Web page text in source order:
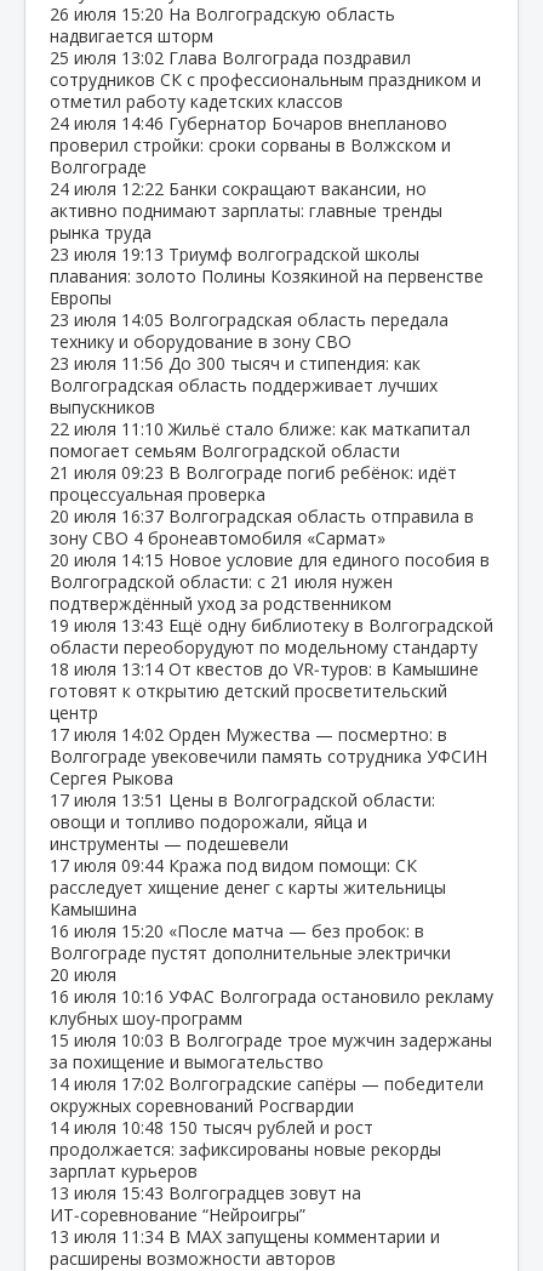
26 июля 15:20 На Волгоградскую область
надвигается шторм
25 июля 13:02 Глава Волгограда поздравил
сотрудников СК с профессиональным праздником и
отметил работу кадетских классов
24 июля 14:46 Губернатор Бочаров внепланово
проверил стройки: сроки сорваны в Волжском и
Волгограде
24 июля 12:22 Банки сокращают вакансии, но
активно поднимают зарплаты: главные тренды
рынка труда
23 июля 19:13 Триумф волгоградской школы
плавания: золото Полины Козякиной на первенстве
Европы
23 июля 14:05 Волгоградская область передала
технику и оборудование в зону СВО
23 июля 11:56 До 300 тысяч и стипендия: как
Волгоградская область поддерживает лучших
выпускников
22 июля 11:10 Жильё стало ближе: как маткапитал
помогает семьям Волгоградской области
21 июля 09:23 В Волгограде погиб ребёнок: идёт
процессуальная проверка
20 июля 16:37 Волгоградская область отправила в
зону СВО 4 бронеавтомобиля «Сармат»
20 июля 14:15 Новое условие для единого пособия в
Волгоградской области: с 21 июля нужен
подтверждённый уход за родственником
19 июля 13:43 Ещё одну библиотеку в Волгоградской
области переоборудуют по модельному стандарту
18 июля 13:14 От квестов до VR‑туров: в Камышине
готовят к открытию детский просветительский
центр
17 июля 14:02 Орден Мужества — посмертно: в
Волгограде увековечили память сотрудника УФСИН
Сергея Рыкова
17 июля 13:51 Цены в Волгоградской области:
овощи и топливо подорожали, яйца и
инструменты — подешевели
17 июля 09:44 Кража под видом помощи: СК
расследует хищение денег с карты жительницы
Камышина
16 июля 15:20 «После матча — без пробок: в
Волгограде пустят дополнительные электрички
20 июля
16 июля 10:16 УФАС Волгограда остановило рекламу
клубных шоу‑программ
15 июля 10:03 В Волгограде трое мужчин задержаны
за похищение и вымогательство
14 июля 17:02 Волгоградские сапёры — победители
окружных соревнований Росгвардии
14 июля 10:48 150 тысяч рублей и рост
продолжается: зафиксированы новые рекорды
зарплат курьеров
13 июля 15:43 Волгоградцев зовут на
ИТ‑соревнование “Нейроигры”
13 июля 11:34 В МАХ запущены комментарии и
расширены возможности авторов